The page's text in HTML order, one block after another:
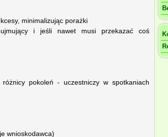
minimalizując porażki
i jeśli nawet musi przekazać coś
pokoleń - uczestniczy w spotkaniach
wnioskodawca)